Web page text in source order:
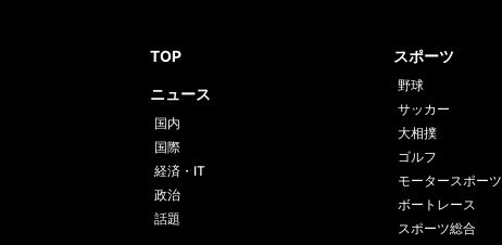
TOP
ニュース
国内
国際
経済・IT
政治
話題
スポーツ
野球
サッカー
大相撲
ゴルフ
モータースポーツ
ボートレース
スポーツ総合